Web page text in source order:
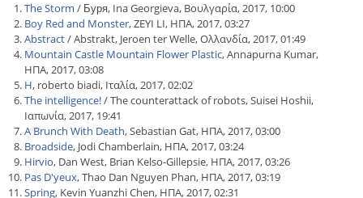
The Storm / Буря, Ina Georgieva, Βουλγαρία, 2017, 10:00
Boy Red and Monster, ZEYI LI, ΗΠΑ, 2017, 03:27
Abstract/ Abstrakt, Jeroen ter Welle, Ολλανδία, 2017, 01:49
Mountain Castle Mountain Flower Plastic, Annapurna Kumar,
ΗΠΑ, 2017, 03:08
H, roberto biadi, Ιταλία, 2017, 02:02
The intelligence!/ The counterattack of robots, Suisei Hoshii,
Ιαπωνία, 2017, 19:41
A Brunch With Death, Sebastian Gat, ΗΠΑ, 2017, 03:00
Broadside, Jodi Chamberlain, ΗΠΑ, 2017, 03:24
Hirvio, Dan West, Brian Kelso-Gillepsie, ΗΠΑ, 2017, 03:26
Pas D'yeux, Thao Dan Nguyen Phan, ΗΠΑ, 2017, 03:19
Spring, Kevin Yuanzhi Chen, ΗΠΑ, 2017, 02:31